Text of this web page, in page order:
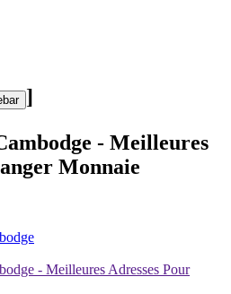
]
- Meilleures
Monnaie
- Meilleures Adresses Pour